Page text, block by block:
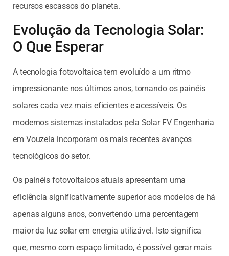
recursos escassos do planeta.
Evolução da Tecnologia Solar:
O Que Esperar
A tecnologia fotovoltaica tem evoluído a um ritmo
impressionante nos últimos anos, tornando os painéis
solares cada vez mais eficientes e acessíveis. Os
modernos sistemas instalados pela Solar FV Engenharia
em Vouzela incorporam os mais recentes avanços
tecnológicos do setor.
Os painéis fotovoltaicos atuais apresentam uma
eficiência significativamente superior aos modelos de há
apenas alguns anos, convertendo uma percentagem
maior da luz solar em energia utilizável. Isto significa
que, mesmo com espaço limitado, é possível gerar mais